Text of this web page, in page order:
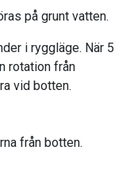
på grunt vatten.
i ryggläge. När 5
rotation från
vid botten.
från botten.